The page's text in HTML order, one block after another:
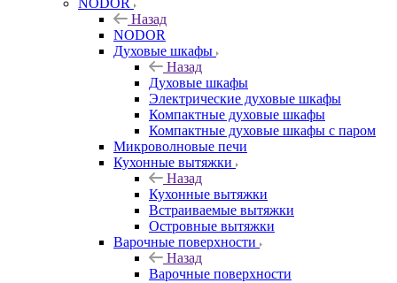
NODOR
Назад
NODOR
Духовые шкафы
Назад
Духовые шкафы
Электрические духовые шкафы
Компактные духовые шкафы
Компактные духовые шкафы с паром
Микроволновые печи
Кухонные вытяжки
Назад
Кухонные вытяжки
Встраиваемые вытяжки
Островные вытяжки
Варочные поверхности
Назад
Варочные поверхности